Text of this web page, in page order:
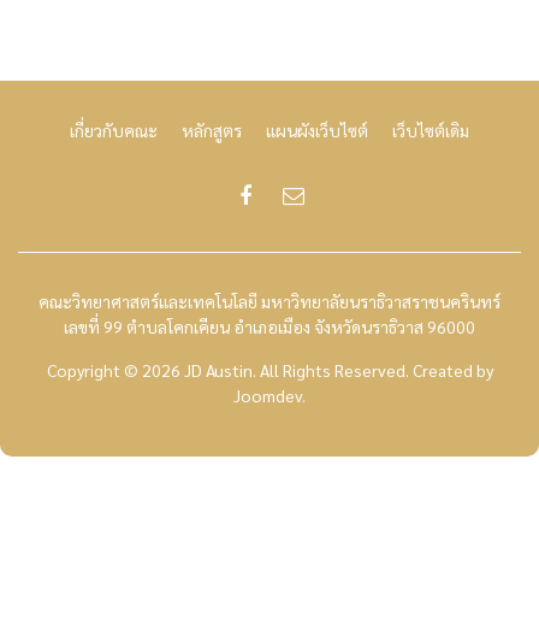
เกี่ยวกับคณะ หลักสูตร แผนผังเว็บไซต์ เว็บไซต์เดิม
คณะวิทยาศาสตร์และเทคโนโลยี มหาวิทยาลัยนราธิวาสราชนครินทร์
เลขที่ 99 ตำบลโคกเคียน อำเภอเมือง จังหวัดนราธิวาส 96000
Copyright © 2026 JD Austin. All Rights Reserved. Created by
Joomdev.